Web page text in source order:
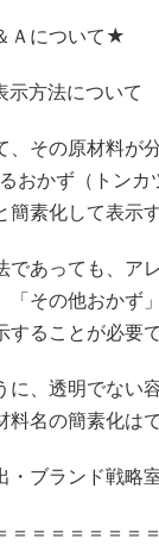
Ａについて★
方法について
、その原材料が
おかず（トン
素化して表示
であっても、ア
「その他おかず
することが必要
に、透明でない
料名の簡素化は
・ブランド戦略室
＝＝＝＝＝＝＝＝